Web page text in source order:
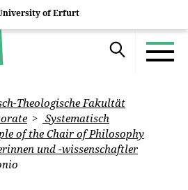
of Erfurt
Theologische Fakultät
Systematisch
of the Chair of Philosophy
und -wissenschaftler